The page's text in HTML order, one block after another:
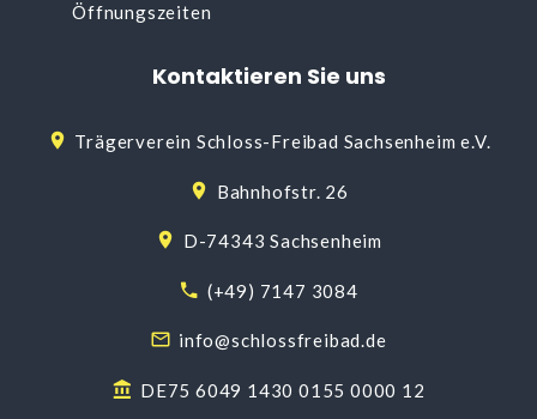
Öffnungszeiten
Kontaktieren Sie uns
Trägerverein Schloss-Freibad Sachsenheim e.V.
Bahnhofstr. 26
D-74343 Sachsenheim
(+49) 7147 3084
info@schlossfreibad.de
DE75 6049 1430 0155 0000 12